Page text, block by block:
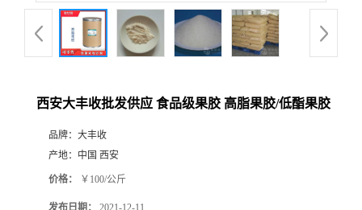
西安大丰收批发供应 食品级果胶 高脂果胶/低酯果胶
品牌： 大丰收
产地： 中国 西安
价格： ￥100/公斤
发布日期： 2021-12-11